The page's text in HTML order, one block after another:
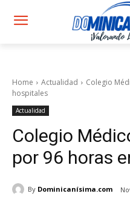
Home Actualidad
Colegio
hospitales
Actualidad
Colegio
por 96 horas
By Dominicanísima.com